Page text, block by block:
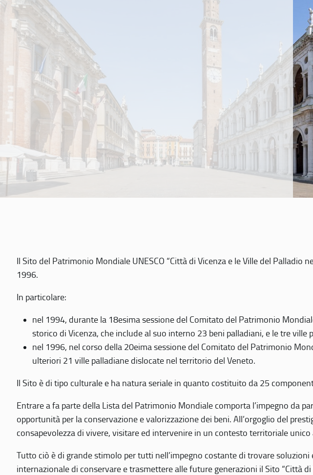
Il Sito del Patrimonio Mondiale UNESCO “Città di Vicenza e le Ville del
1996.
In particolare:
nel 1994, durante la 18esima sessione del Comitato del Patrimonio
storico di Vicenza, che include al suo interno 23 beni palladiani, e le tre ville
nel 1996, nel corso della 20eima sessione del Comitato del Patrimonio
ulteriori 21 ville palladiane dislocate nel territorio del Veneto.
Il Sito è di tipo culturale e ha natura seriale in quanto costituito da 25
Entrare a fa parte della Lista del Patrimonio Mondiale comporta l’impegno da
opportunità per la conservazione e valorizzazione dei beni. All’orgoglio del
consapevolezza di vivere, visitare ed intervenire in un contesto territoriale
Tutto ciò è di grande stimolo per tutti nell’impegno costante di trovare
internazionale di conservare e trasmettere alle future generazioni il Sito “Città